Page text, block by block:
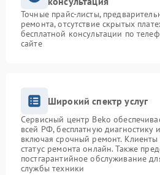
Точные прайс-листы,
ремонта, отсутствие скрытых
бесплатной консультации по
сайте
Широкий спектр услуг
Сервисный центр Beko
всей РФ, бесплатную диагностику
включая срочный ремонт. Клиенты
статус ремонта онлайн. Также
постгарантийное обслуживание
службы техники